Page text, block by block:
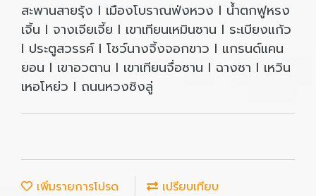
สะพานสายรุ้ง l เมืองโบราณฟ่งหวง I น้ำตกฟูหรง
เจิ้น I จางเจียเจี้ย I เขาเทียนเหมินซาน I ระเบียงแก้ว
I ประตูสวรรค์ I โชว์นางจิ้งจอกขาว I แกรนด์แคน
ยอน I เขาอวตาน I เขาเทียนจื่อซาน I ฉางซา I เหวิน
เหอโหย่ว I ถนนหวงชิงลู่
เพิ่มรายการโปรด เปรียบเทียบ